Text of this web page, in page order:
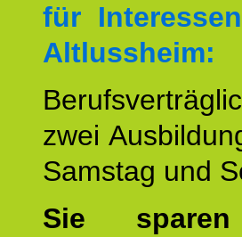
für
Altlussheim:
zwei
Samstag und
Sie